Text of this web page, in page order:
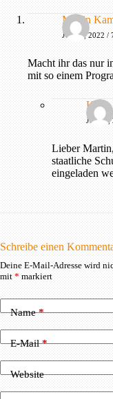
Martin
JULI 1, 2022 /
Macht ihr das nur
mit so einem
KISI
JULI 1,
Lieber
staatliche
eingeladen
Schreibe einen
Deine E-Mail-Adresse wird
mit*markiert
Name*
E-Mail*
Website